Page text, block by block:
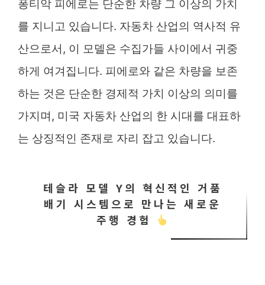
퐁티악 피에로는 단순한 차량 그 이상의 가치
를 지니고 있습니다. 자동차 산업의 역사적 유
산으로서, 이 모델은 수집가들 사이에서 귀중
하게 여겨집니다. 피에로와 같은 차량을 보존
하는 것은 단순한 경제적 가치 이상의 의미를
가지며, 미국 자동차 산업의 한 시대를 대표하
는 상징적인 존재로 자리 잡고 있습니다.
테슬라 모델 Y의 혁신적인 거품
배기 시스템으로 만나는 새로운
주행 경험